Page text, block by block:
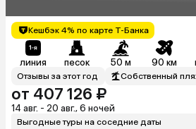
Кешбэк 4% по карте Т-Банка
линия песок 50 м 90 км
Отзывы за этот год Собственный
от 407 126 ₽
14 авг. - 20 авг., 6 ночей
Выгодные туры на соседние даты